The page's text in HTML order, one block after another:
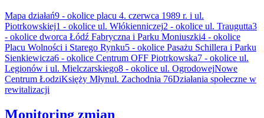
Mapa działań9 - okolice placu 4. czerwca 1989 r. i ul.
Piotrkowskiej1 - okolice ul. Włókienniczej2 - okolice ul. Traugutta3
- okolice dworca Łódź Fabryczna i Parku Moniuszki4 - okolice
Placu Wolności i Starego Rynku5 - okolice Pasażu Schillera i Parku
Sienkiewicza6 - okolice Centrum OFF Piotrkowska7 - okolice ul.
Legionów i ul. Mielczarskiego8 - okolice ul. OgrodowejNowe
Centrum ŁodziKsięży Młynul. Zachodnia 76Działania społeczne w
rewitalizacji
Monitoring zmian